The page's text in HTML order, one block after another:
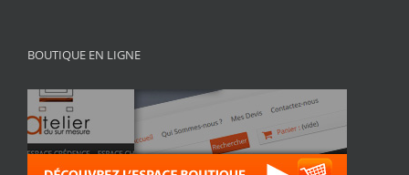
BOUTIQUE EN LIGNE